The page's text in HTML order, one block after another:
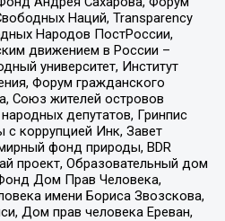
Наций, Transparеncy
Народов ПостРоссии,
движением в России –
университет, Институт
Форум гражданского
Союз жителей островов
депутатов, Гринпис
коррупцией Инк, Завет
фонд природы, BDR
проект, Образовательный дом
Дом Прав Человека,
имени Бориса Звозскова,
Дом прав человека Ереван,